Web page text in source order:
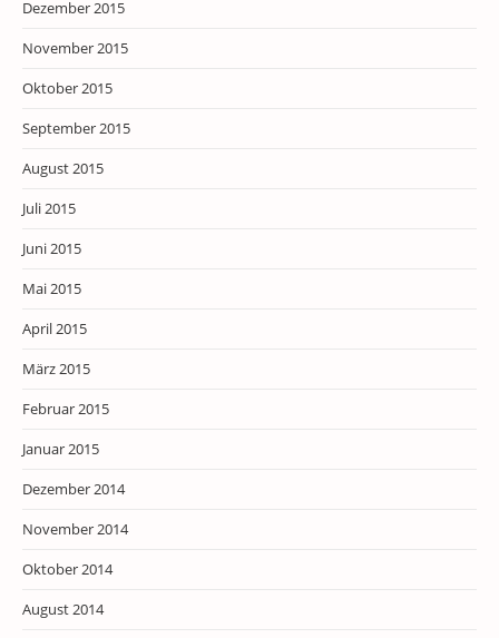
Dezember 2015
November 2015
Oktober 2015
September 2015
August 2015
Juli 2015
Juni 2015
Mai 2015
April 2015
März 2015
Februar 2015
Januar 2015
Dezember 2014
November 2014
Oktober 2014
August 2014